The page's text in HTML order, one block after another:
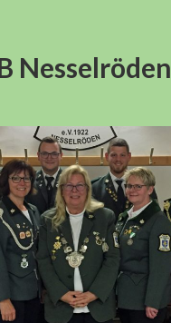
Nesselröden